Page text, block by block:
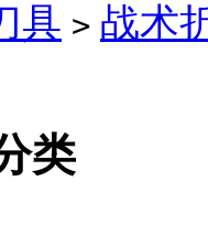
具 > 战术
类